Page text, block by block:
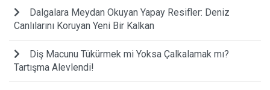
Dalgalara Meydan Okuyan Yapay Resifler: Deniz
Canlılarını Koruyan Yeni Bir Kalkan
Diş Macunu Tükürmek mi Yoksa Çalkalamak mı?
Tartışma Alevlendi!